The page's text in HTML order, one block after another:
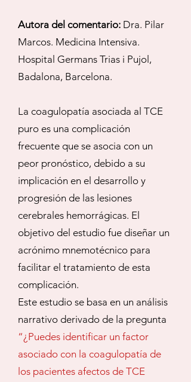
Autora del comentario: Dra. Pilar
Marcos. Medicina Intensiva.
Hospital Germans Trias i Pujol,
Badalona, Barcelona.
La coagulopatía asociada al TCE
puro es una complicación
frecuente que se asocia con un
peor pronóstico, debido a su
implicación en el desarrollo y
progresión de las lesiones
cerebrales hemorrágicas. El
objetivo del estudio fue diseñar un
acrónimo mnemotécnico para
facilitar el tratamiento de esta
complicación.
Este estudio se basa en un análisis
narrativo derivado de la pregunta
“¿Puedes identificar un factor
asociado con la coagulopatía de
los pacientes afectos de TCE